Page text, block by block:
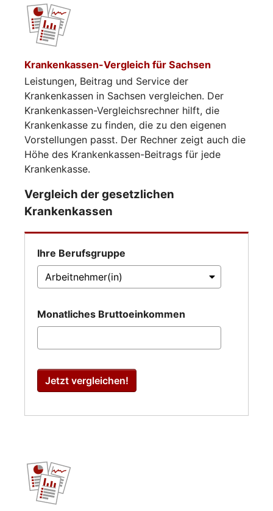
Krankenkassen-Vergleich für Sachsen
Leistungen, Beitrag und Service der
Krankenkassen in Sachsen vergleichen. Der
Krankenkassen-Vergleichsrechner hilft, die
Krankenkasse zu finden, die zu den eigenen
Vorstellungen passt. Der Rechner zeigt auch die
Höhe des Krankenkassen-Beitrags für jede
Krankenkasse.
Vergleich der gesetzlichen
Krankenkassen
Ihre Berufsgruppe
Monatliches Bruttoeinkommen
Jetzt vergleichen!